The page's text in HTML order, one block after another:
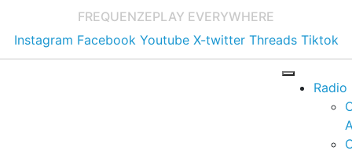
FREQUENZEPLAY EVERYWHERE
Instagram Facebook Youtube X-twitter Threads Tiktok
Radio